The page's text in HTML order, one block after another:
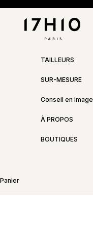
17h10
TAILLEURS
SUR-MESURE
Conseil en image
À PROPOS
BOUTIQUES
Panier